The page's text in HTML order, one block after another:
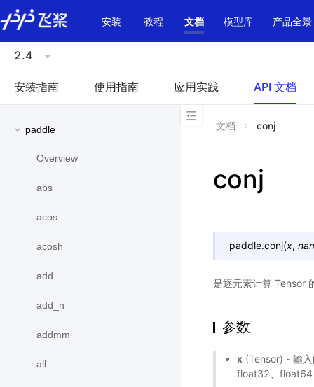
\u200E
安装
教程 文档 模型库 产品全景
2.4
安装指南 使用指南 应用实践 API 文档
paddle
Overview
abs
acos
acosh
add
add_n
addmm
all
文档 conj
conj
paddle.conj(x,
是逐元素计算 Tensor
参数
x (Tensor) - 输
float32、